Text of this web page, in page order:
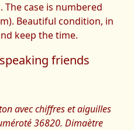
case is numbered
Beautiful condition, in
keep the time.
friends
avec chiffres et aiguilles
36820. Dimaètre